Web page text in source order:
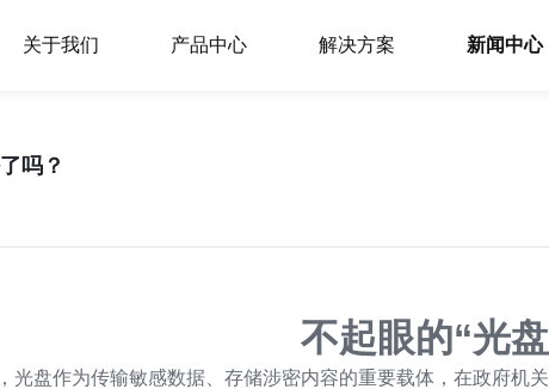
关于我们 产品中心 解决方案 新闻中心
吗？
不起眼的“光
光盘作为传输敏感数据、存储涉密内容的重要载体，在政府